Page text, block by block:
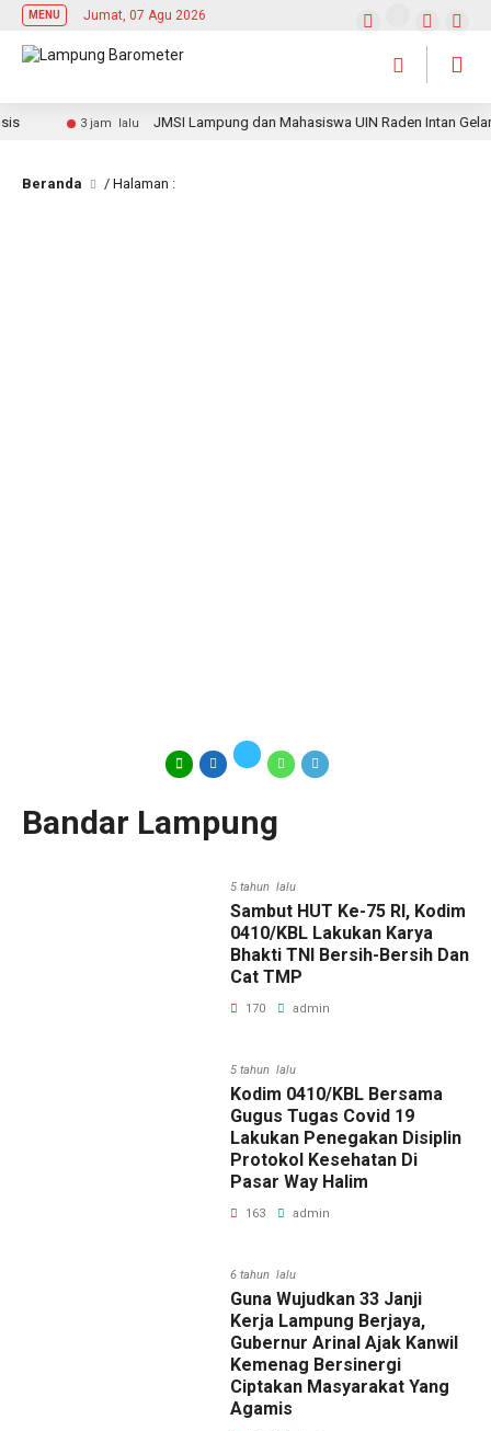
MENU Jumat, 07 Agu 2026
3 jam lalu JMSI Lampung dan Mahasiswa UIN Raden Intan Gelar
Beranda / Halaman :
Bandar Lampung
5 tahun lalu
Sambut HUT Ke-75 RI, Kodim
0410/KBL Lakukan Karya
Bhakti TNI Bersih-Bersih Dan
Cat TMP
170 admin
5 tahun lalu
Kodim 0410/KBL Bersama
Gugus Tugas Covid 19
Lakukan Penegakan Disiplin
Protokol Kesehatan Di
Pasar Way Halim
163 admin
6 tahun lalu
Guna Wujudkan 33 Janji
Kerja Lampung Berjaya,
Gubernur Arinal Ajak Kanwil
Kemenag Bersinergi
Ciptakan Masyarakat Yang
Agamis